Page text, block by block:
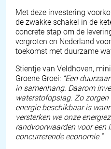
Met deze investering
de zwakke schakel in de
concrete stap om de
vergroten en Nederland
toekomst met duurzame
Stientje van Veldhoven,
Groene Groei: “Een
in samenhang. Daarom
waterstofopslag. Zo
energie beschikbaar is
versterken we onze
randvoorwaarden voor een
concurrerende economie.”